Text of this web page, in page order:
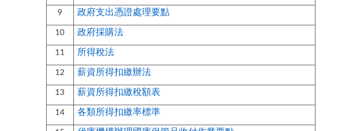
9 政府支出憑證處理要點
10 政府採購法
11 所得稅法
12 薪資所得扣繳辦法
13 薪資所得扣繳稅額表
14 各類所得扣繳率標準